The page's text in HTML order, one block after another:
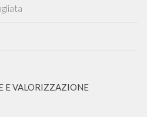
E VALORIZZAZIONE